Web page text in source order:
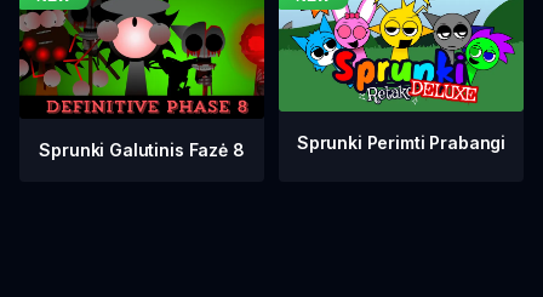
Sprunki Galutinis Fazė 8 Sprunki Perimti Prabangi